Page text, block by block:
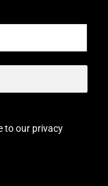
to our privacy